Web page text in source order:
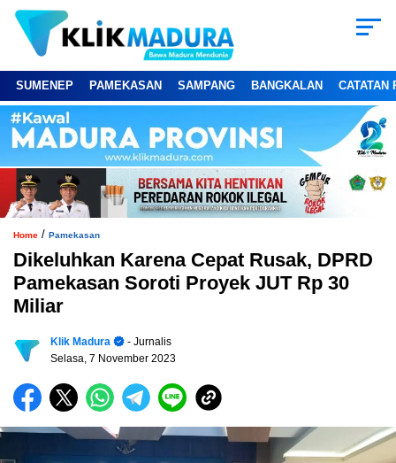
SUMENEP PAMEKASAN SAMPANG BANGKALAN CATATAN
Home / Pamekasan
Dikeluhkan Karena Cepat Rusak, DPRD
Pamekasan Soroti Proyek JUT Rp 30
Miliar
Klik Madura
- Jurnalis
Selasa, 7 November 2023